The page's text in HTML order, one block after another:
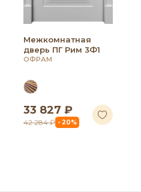
Межкомнатная
дверь ПГ Рим 3Ф1
ОФРАМ
33 827 ₽
42 284 ₽ - 20%